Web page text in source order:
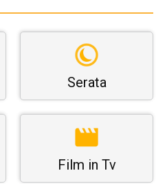
Serata
Film in Tv